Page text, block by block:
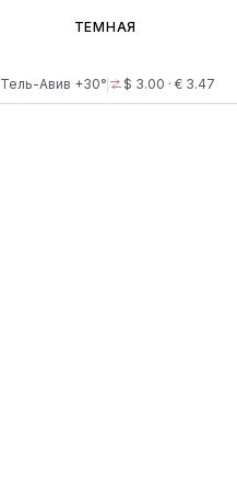
Тель-Авив +30° $ 3.00 · € 3.47
ТЕМНАЯ